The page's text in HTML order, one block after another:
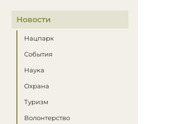
В этом разделе
Новости
Нацпарк
События
Наука
Охрана
Туризм
Волонтерство